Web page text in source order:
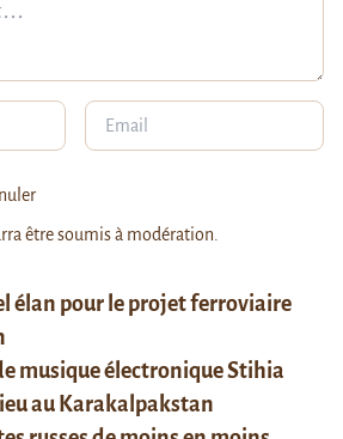
élan pour le projet ferroviaire
musique électronique Stihia
au Karakalpakstan
être soumis à modération.